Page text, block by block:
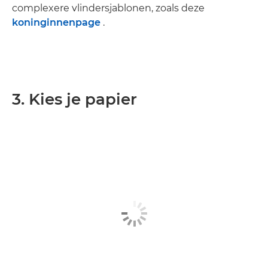
complexere vlindersjablonen, zoals deze
koninginnenpage .
3. Kies je papier